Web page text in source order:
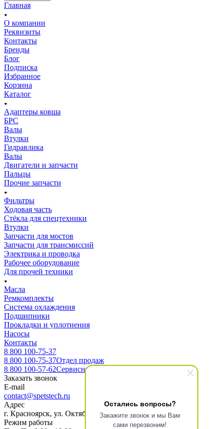
Остались вопросы?
Закажите звонок и мы Вам
сами перезвоним!
Главная
О компании
Реквизиты
Контакты
Бренды
Блог
Подписка
Избранное
Корзина
Каталог
Адаптеры ковша
БРС
Валы
Втулки
Гидравлика
Валы
Двигатели и запчасти
Пальцы
Прочие запчасти
Фильтры
Ходовая часть
Стёкла для спецтехники
Втулки
Запчасти для мостов
Запчасти для трансмиссий
Электрика и проводка
Рабочее оборудование
Для прочей техники
Масла
Ремкомплекты
Система охлаждения
Подшипники
Прокладки и уплотнения
Насосы
Контакты
8 800 100-75-37
8 800 100-75-37Отдел продаж
8 800 100-57-62Сервисный центр
Заказать звонок
E-mail
contact@spetstech.ru
Адрес
г. Красноярск, ул. Октябрьская 16, офис 3-10
Режим работы